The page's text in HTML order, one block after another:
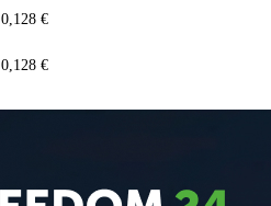
0,128 €
0,128 €